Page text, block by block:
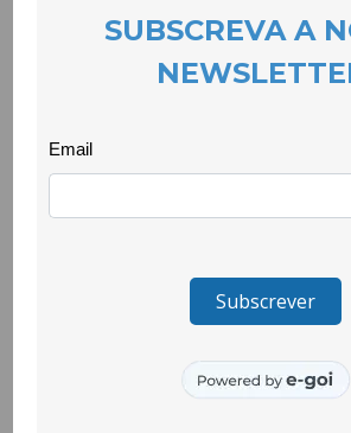
A CooLabora procura conhecer, divulgar
alternativas de base local que contribuam
debates cívicos, apoia iniciativas solidárias
económicas orientadas para o bem-estar
criação de maior autonomia económica
pela realização de feiras de trocas com
consumo sustentável.
Uma das preocupações centrais da
combate a situações de injustiça social e